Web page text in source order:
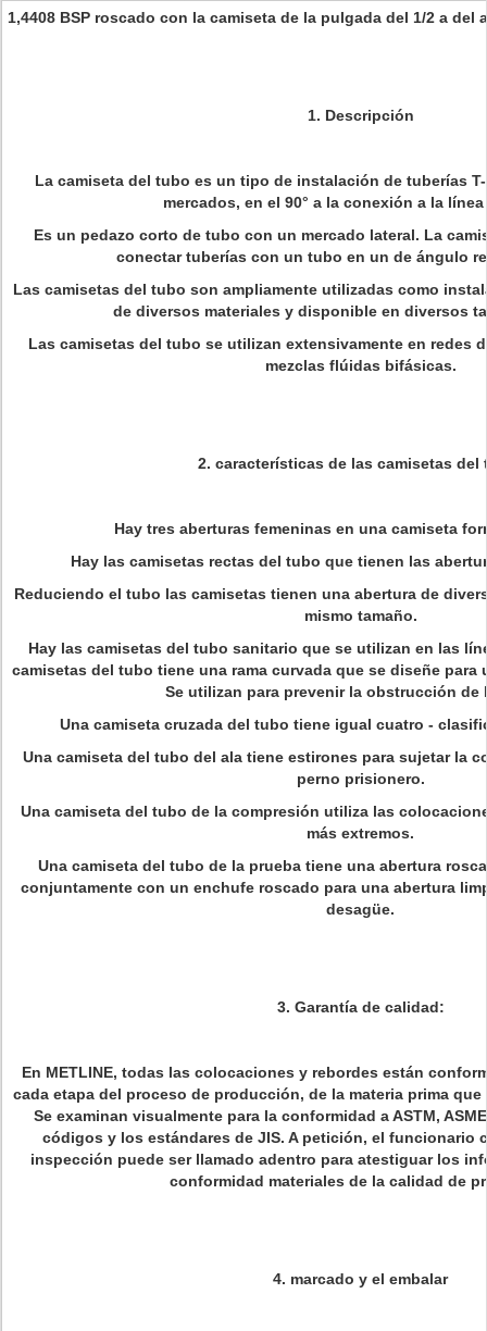
1,4408 BSP roscado con la camiseta de la pulgada del 1/2 a del
1. Descripción
La camiseta del tubo es un tipo de instalación de tuberías
mercados, en el 90° a la conexión a la
Es un pedazo corto de tubo con un mercado lateral. La
conectar tuberías con un tubo en un de ángulo
Las camisetas del tubo son ampliamente utilizadas como
de diversos materiales y disponible en diversos
Las camisetas del tubo se utilizan extensivamente en redes
mezclas flúidas bifásicas.
2. características de las camisetas del
Hay tres aberturas femeninas en una camiseta
Hay las camisetas rectas del tubo que tienen las
Reduciendo el tubo las camisetas tienen una abertura de
mismo tamaño.
Hay las camisetas del tubo sanitario que se utilizan en las
camisetas del tubo tiene una rama curvada que se diseñe
Se utilizan para prevenir la obstrucción de
Una camiseta cruzada del tubo tiene igual cuatro -
Una camiseta del tubo del ala tiene estirones para sujetar la
perno prisionero.
Una camiseta del tubo de la compresión utiliza las
más extremos.
Una camiseta del tubo de la prueba tiene una abertura
conjuntamente con un enchufe roscado para una abertura
desagüe.
3. Garantía de calidad:
En METLINE, todas las colocaciones y rebordes están
cada etapa del proceso de producción, de la materia prima
Se examinan visualmente para la conformidad a ASTM,
códigos y los estándares de JIS. A petición, el funcionario
inspección puede ser llamado adentro para atestiguar los
conformidad materiales de la calidad de
4. marcado y el embalar